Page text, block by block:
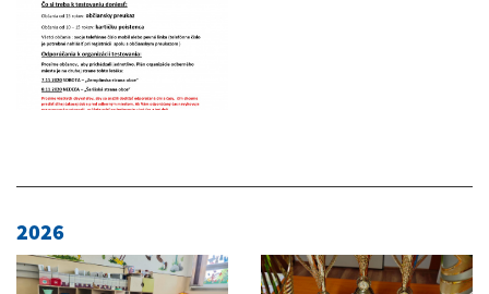
2026